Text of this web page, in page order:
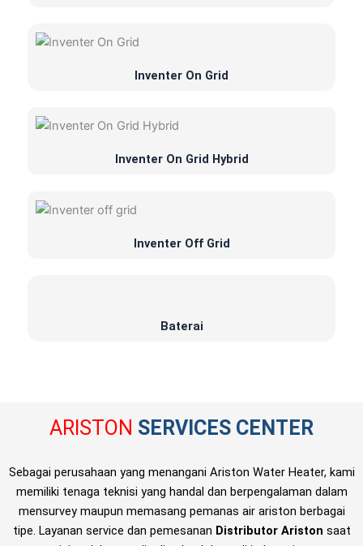
Inventer On Grid
Inventer On Grid Hybrid
Inventer Off Grid
Baterai
ARISTON SERVICES CENTER
Sebagai perusahaan yang menangani Ariston Water Heater, kami
memiliki tenaga teknisi yang handal dan berpengalaman dalam
mensurvey maupun memasang pemanas air ariston berbagai
tipe. Layanan service dan pemesanan Distributor Ariston saat